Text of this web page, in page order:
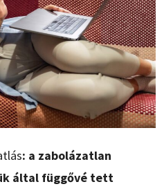
: a zabolázatlan
által függővé tett